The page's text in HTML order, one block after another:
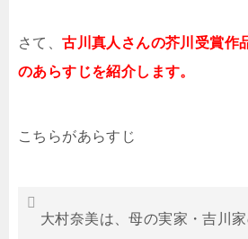
さて、古川真人さんの芥川受賞作
のあらすじを紹介します。
こちらがあらすじ
大村奈美は、母の実家・吉川